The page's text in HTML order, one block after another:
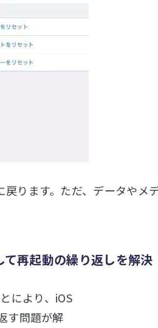
ります。ただ、データやメ
再起動の繰り返しを解決
により、iOS
す問題が解